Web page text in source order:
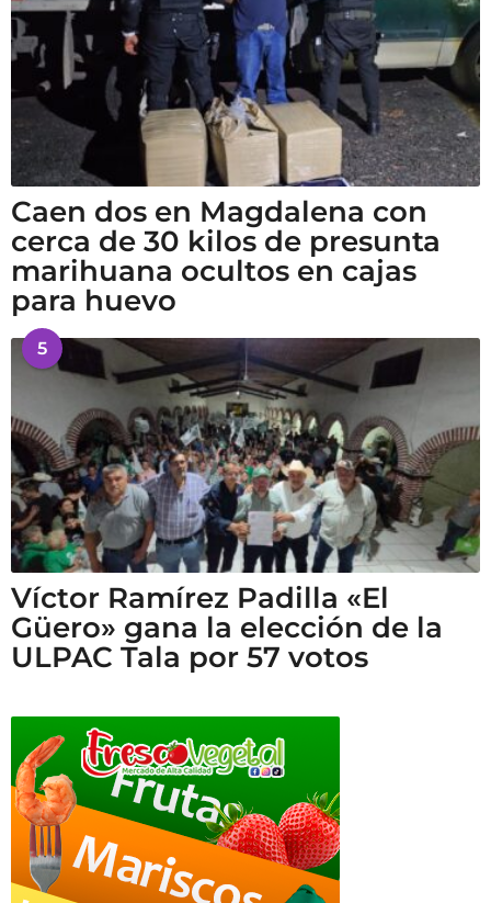
Caen dos en Magdalena con
cerca de 30 kilos de presunta
marihuana ocultos en cajas
para huevo
5
Víctor Ramírez Padilla «El
Güero» gana la elección de la
ULPAC Tala por 57 votos